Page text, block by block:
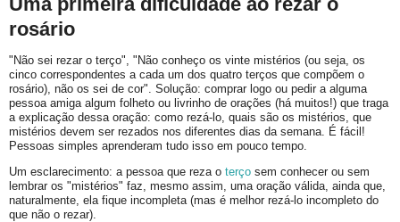
rosário
"Não sei rezar o terço", "Não conheço os vinte mistérios (ou seja, os
cinco correspondentes a cada um dos quatro terços que compõem o
rosário), não os sei de cor". Solução: comprar logo ou pedir a alguma
pessoa amiga algum folheto ou livrinho de orações (há muitos!) que traga
a explicação dessa oração: como rezá-lo, quais são os mistérios, que
mistérios devem ser rezados nos diferentes dias da semana. É fácil!
Pessoas simples aprenderam tudo isso em pouco tempo.
Um esclarecimento: a pessoa que reza o terço sem conhecer ou sem
lembrar os "mistérios" faz, mesmo assim, uma oração válida, ainda que,
naturalmente, ela fique incompleta (mas é melhor rezá-lo incompleto do
que não o rezar).